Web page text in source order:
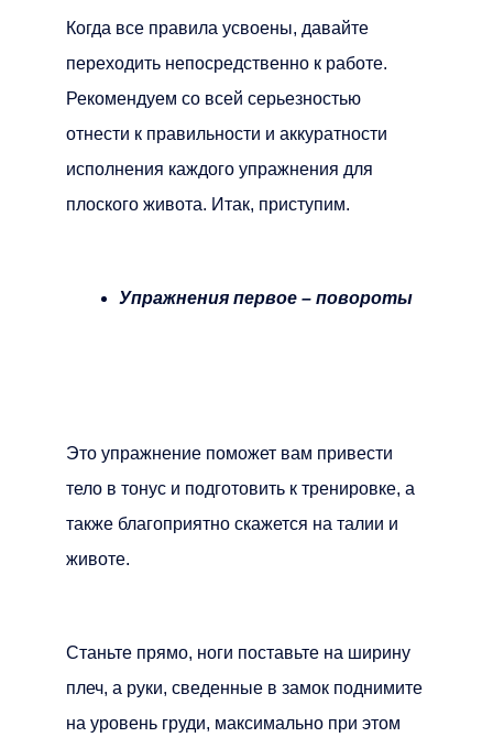
Когда все правила усвоены, давайте
переходить непосредственно к работе.
Рекомендуем со всей серьезностью
отнести к правильности и аккуратности
исполнения каждого упражнения для
плоского живота. Итак, приступим.
Упражнения первое – повороты
Это упражнение поможет вам привести
тело в тонус и подготовить к тренировке, а
также благоприятно скажется на талии и
животе.
Станьте прямо, ноги поставьте на ширину
плеч, а руки, сведенные в замок поднимите
на уровень груди, максимально при этом